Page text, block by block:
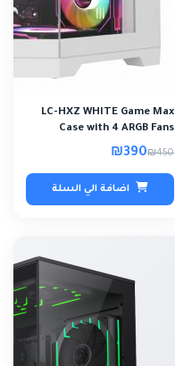
LC-HXZ WHITE Game Max
Case with 4 ARGB Fans
₪450
₪390
اضافة الي السلة